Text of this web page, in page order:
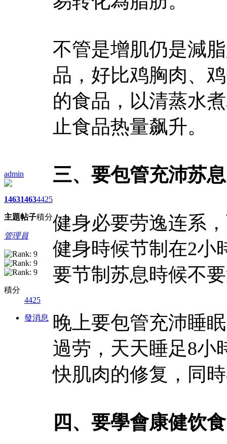
admin
1463
主題
1463
帖子
4425
積分
管理員
積分
4425
發消息
不管是增肌仍是減
品，好比鸡胸肉、
的食品，以清蒸水
止食品热量飙升。
三、要包管充沛苏息
健身必要劳逸连系
健身時候节制在2小
要节制苏息時候不
晚上要包管充沛睡
過劳，天天睡足8小
快肌肉的修复，同
四、要學會康健饮